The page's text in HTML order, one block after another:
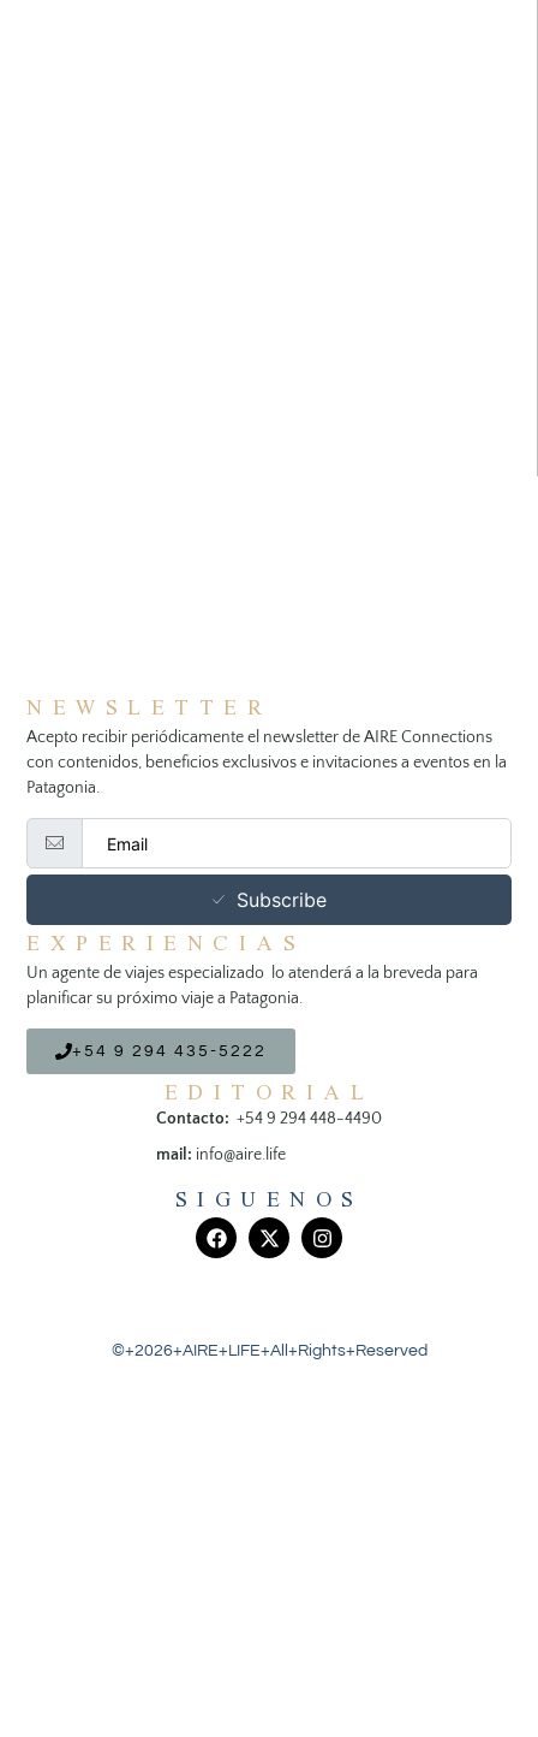
NEWSLETTER
Acepto recibir periódicamente el newsletter de AIRE Connections
con contenidos, beneficios exclusivos e invitaciones a eventos en la
Patagonia.
Subscribe
EXPERIENCIAS
Un agente de viajes especializado lo atenderá a la breveda para
planificar su próximo viaje a Patagonia.
+54 9 294 435-5222
EDITORIAL
Contacto: +54 9 294 448-4490
mail: info@aire.life
SIGUENOS
©+2026+AIRE+LIFE+All+Rights+Reserved